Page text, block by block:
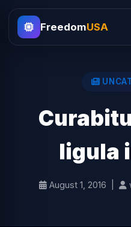
FreedomUSA
ligula
August 1, 2016 |